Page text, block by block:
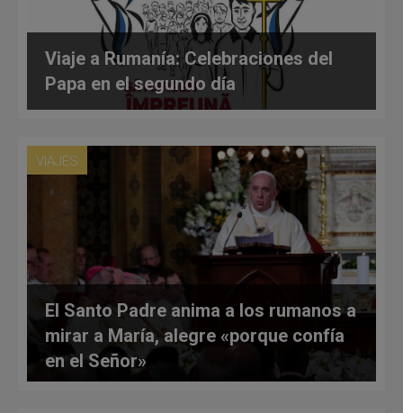
Viaje a Rumanía: Celebraciones del
Papa en el segundo día
VIAJES
El Santo Padre anima a los rumanos a
mirar a María, alegre «porque confía
en el Señor»